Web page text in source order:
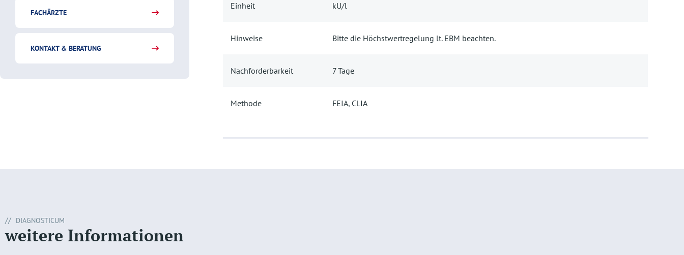
FACHÄRZTE
KONTAKT & BERATUNG
Einheit kU/l
Hinweise Bitte die Höchstwertregelung lt. EBM beachten.
Nachforderbarkeit 7 Tage
Methode FEIA, CLIA
DIAGNOSTICUM
weitere Informationen